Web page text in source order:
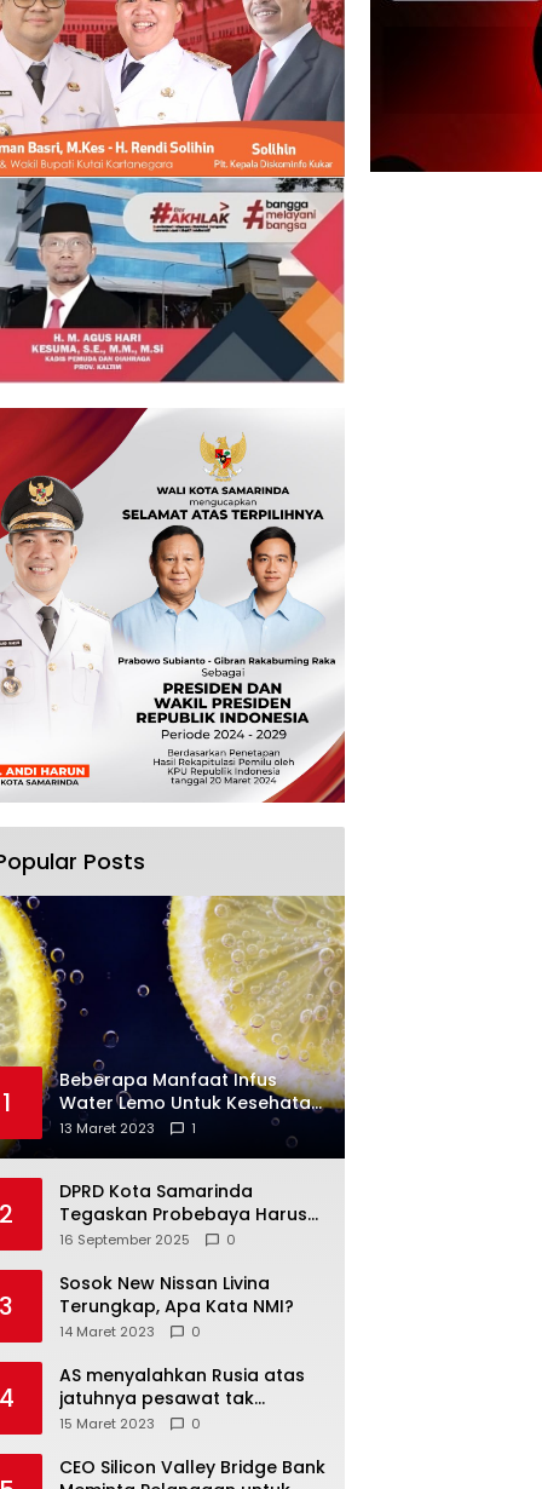
Posts
1
Beberapa Manfaat Infus
Water Lemo Untuk Kesehatan
Anda
13 Maret 2023 1
2
DPRD Kota Samarinda
Tegaskan Probebaya Harus
Tepat Sasaran, Bukan Hanya
16 September 2025 0
3
Sosok New Nissan Livina
Terungkap, Apa Kata NMI?
14 Maret 2023 0
4
AS menyalahkan Rusia atas
jatuhnya pesawat tak
berawak di Laut Hitam,
15 Maret 2023 0
CEO Silicon Valley Bridge Bank